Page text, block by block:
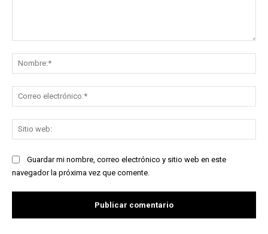
Guardar mi nombre, correo electrónico y sitio web en este
navegador la próxima vez que comente.